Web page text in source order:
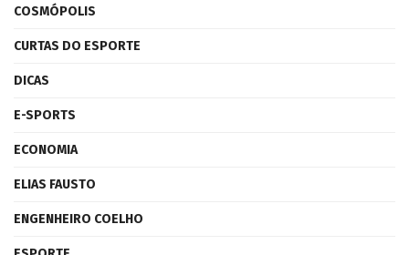
COSMÓPOLIS
CURTAS DO ESPORTE
DICAS
E-SPORTS
ECONOMIA
ELIAS FAUSTO
ENGENHEIRO COELHO